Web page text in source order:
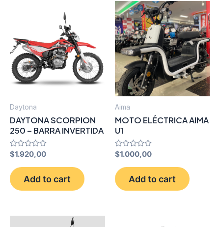
Daytona
DAYTONA SCORPION
250 – BARRA INVERTIDA
Rated
out
of
5
$1.920,00
Add to cart
Aima
MOTO ELÉCTRICA AIMA
U1
Rated
out
of
5
$1.000,00
Add to cart